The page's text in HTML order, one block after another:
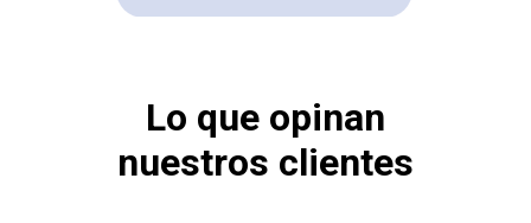
Lo que opinan
nuestros clientes